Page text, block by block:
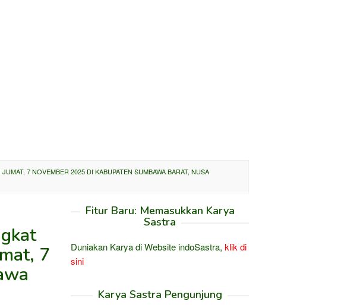
7 NOVEMBER 2025 DI KABUPATEN SUMBAWA BARAT, NUSA
7
Fitur Baru: Memasukkan Karya
Sastra
Duniakan Karya di Website indoSastra, klik di
sini
Karya Sastra Pengunjung